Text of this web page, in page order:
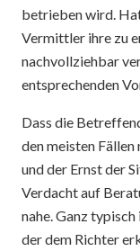
betrieben wird.
Vermittler ihre zu
nachvollziehbar
entsprechenden
Dass die
den meisten Fällen
und der Ernst der
Verdacht auf
nahe. Ganz
der dem Richter